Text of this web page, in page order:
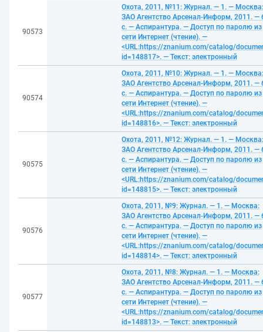
90573
Охота, 2011, №11: Журнал. — 1. — Москва:
ЗАО Агентство Арсенал-Информ, 2011. —
с. — Аспирантура. — Доступ по паролю из
сети Интернет (чтение). —
<URL:https://znanium.com/catalog/
id=148817>. — Текст: электронный
90574
Охота, 2011, №10: Журнал. — 1. — Москва:
ЗАО Агентство Арсенал-Информ, 2011. —
с. — Аспирантура. — Доступ по паролю из
сети Интернет (чтение). —
<URL:https://znanium.com/catalog/
id=148816>. — Текст: электронный
90575
Охота, 2011, №12: Журнал. — 1. — Москва:
ЗАО Агентство Арсенал-Информ, 2011. —
с. — Аспирантура. — Доступ по паролю из
сети Интернет (чтение). —
<URL:https://znanium.com/catalog/
id=148815>. — Текст: электронный
90576
Охота, 2011, №9: Журнал. — 1. — Москва:
ЗАО Агентство Арсенал-Информ, 2011. —
с. — Аспирантура. — Доступ по паролю из
сети Интернет (чтение). —
<URL:https://znanium.com/catalog/
id=148814>. — Текст: электронный
90577
Охота, 2011, №8: Журнал. — 1. — Москва:
ЗАО Агентство Арсенал-Информ, 2011. —
с. — Аспирантура. — Доступ по паролю из
сети Интернет (чтение). —
<URL:https://znanium.com/catalog/
id=148813>. — Текст: электронный